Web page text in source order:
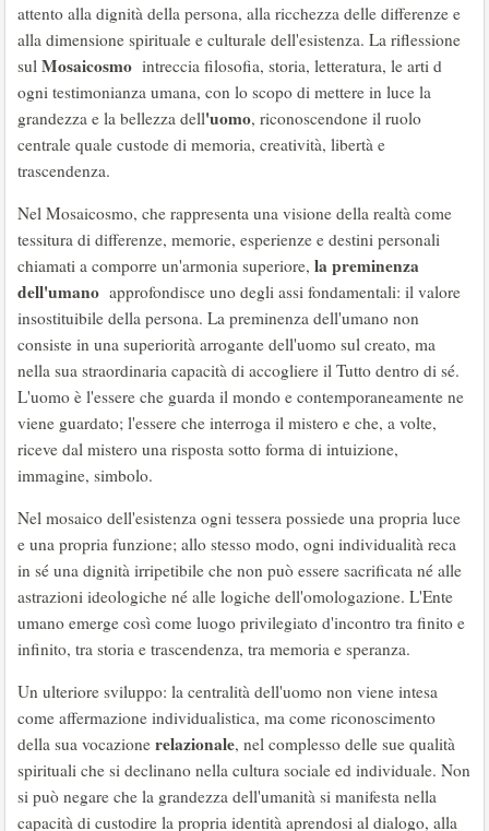
attento alla dignità della persona, alla ricchezza delle differenze e
alla dimensione spirituale e culturale dell'esistenza. La riflessione
sul Mosaicosmo intreccia filosofia, storia, letteratura, le arti d
ogni testimonianza umana, con lo scopo di mettere in luce la
grandezza e la bellezza dell'uomo, riconoscendone il ruolo
centrale quale custode di memoria, creatività, libertà e
trascendenza.
Nel Mosaicosmo, che rappresenta una visione della realtà come
tessitura di differenze, memorie, esperienze e destini personali
chiamati a comporre un'armonia superiore, la preminenza
dell'umano approfondisce uno degli assi fondamentali: il valore
insostituibile della persona. La preminenza dell'umano non
consiste in una superiorità arrogante dell'uomo sul creato, ma
nella sua straordinaria capacità di accogliere il Tutto dentro di sé.
L'uomo è l'essere che guarda il mondo e contemporaneamente ne
viene guardato; l'essere che interroga il mistero e che, a volte,
riceve dal mistero una risposta sotto forma di intuizione,
immagine, simbolo.
Nel mosaico dell'esistenza ogni tessera possiede una propria luce
e una propria funzione; allo stesso modo, ogni individualità reca
in sé una dignità irripetibile che non può essere sacrificata né alle
astrazioni ideologiche né alle logiche dell'omologazione. L'Ente
umano emerge così come luogo privilegiato d'incontro tra finito e
infinito, tra storia e trascendenza, tra memoria e speranza.
Un ulteriore sviluppo: la centralità dell'uomo non viene intesa
come affermazione individualistica, ma come riconoscimento
della sua vocazione relazionale, nel complesso delle sue qualità
spirituali che si declinano nella cultura sociale ed individuale. Non
si può negare che la grandezza dell'umanità si manifesta nella
capacità di custodire la propria identità aprendosi al dialogo, alla